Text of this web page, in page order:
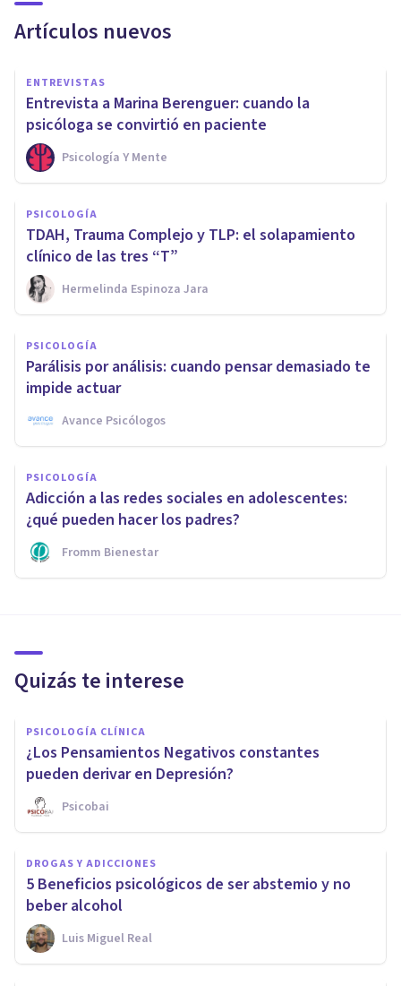
Artículos nuevos
ENTREVISTAS
Entrevista a Marina Berenguer: cuando la
psicóloga se convirtió en paciente
Psicología Y Mente
PSICOLOGÍA
TDAH, Trauma Complejo y TLP: el solapamiento
clínico de las tres “T”
Hermelinda Espinoza Jara
PSICOLOGÍA
Parálisis por análisis: cuando pensar demasiado te
impide actuar
Avance Psicólogos
PSICOLOGÍA
Adicción a las redes sociales en adolescentes:
¿qué pueden hacer los padres?
Fromm Bienestar
Quizás te interese
PSICOLOGÍA CLÍNICA
¿Los Pensamientos Negativos constantes
pueden derivar en Depresión?
Psicobai
DROGAS Y ADICCIONES
5 Beneficios psicológicos de ser abstemio y no
beber alcohol
Luis Miguel Real